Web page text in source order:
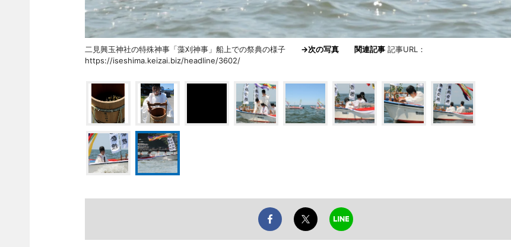
二見興玉神社の特殊神事「藻刈神事」船上での祭典の様子 →次の写真 関連記事記事URL：
https://iseshima.keizai.biz/headline/3602/